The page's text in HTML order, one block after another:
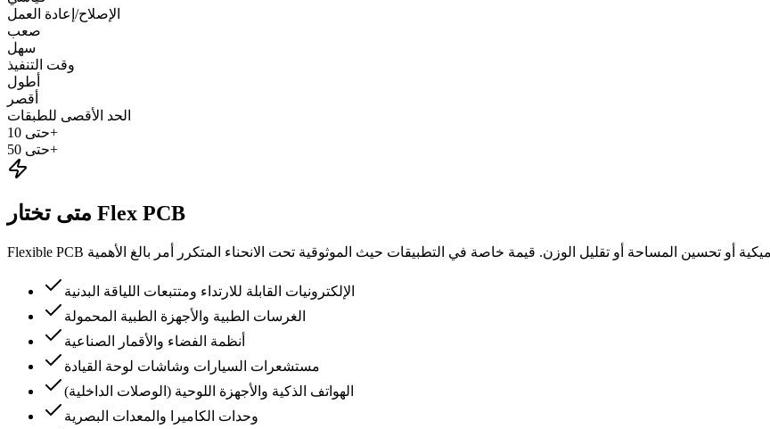
الإصلاح/إعادة العمل
صعب
سهل
وقت التنفيذ
أطول
أقصر
الحد الأقصى للطبقات
حتى 10+
حتى 50+
متى تختار Flex PCB
الإلكترونيات القابلة للارتداء ومتتبعات اللياقة البدنية
الغرسات الطبية والأجهزة الطبية المحمولة
أنظمة الفضاء والأقمار الصناعية
مستشعرات السيارات وشاشات لوحة القيادة
الهواتف الذكية والأجهزة اللوحية (الوصلات الداخلية)
وحدات الكاميرا والمعدات البصرية